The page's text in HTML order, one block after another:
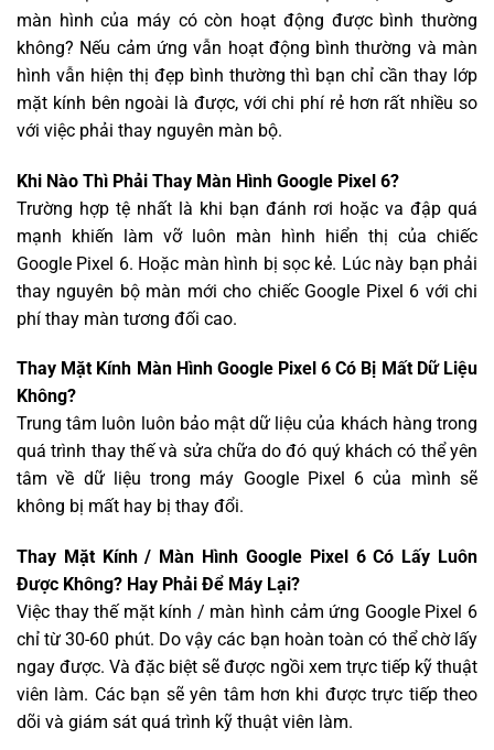
màn hình của máy có còn hoạt động được bình thường
không? Nếu cảm ứng vẫn hoạt động bình thường và màn
hình vẫn hiện thị đẹp bình thường thì bạn chỉ cần thay lớp
mặt kính bên ngoài là được, với chi phí rẻ hơn rất nhiều so
với việc phải thay nguyên màn bộ.
Khi Nào Thì Phải Thay Màn Hình Google Pixel 6?
Trường hợp tệ nhất là khi bạn đánh rơi hoặc va đập quá
mạnh khiến làm vỡ luôn màn hình hiển thị của chiếc
Google Pixel 6. Hoặc màn hình bị sọc kẻ. Lúc này bạn phải
thay nguyên bộ màn mới cho chiếc Google Pixel 6 với chi
phí thay màn tương đối cao.
Thay Mặt Kính Màn Hình Google Pixel 6 Có Bị Mất Dữ Liệu
Không?
Trung tâm luôn luôn bảo mật dữ liệu của khách hàng trong
quá trình thay thế và sửa chữa do đó quý khách có thể yên
tâm về dữ liệu trong máy Google Pixel 6 của mình sẽ
không bị mất hay bị thay đổi.
Thay Mặt Kính / Màn Hình Google Pixel 6 Có Lấy Luôn
Được Không? Hay Phải Để Máy Lại?
Việc thay thế mặt kính / màn hình cảm ứng Google Pixel 6
chỉ từ 30-60 phút. Do vậy các bạn hoàn toàn có thể chờ lấy
ngay được. Và đặc biệt sẽ được ngồi xem trực tiếp kỹ thuật
viên làm. Các bạn sẽ yên tâm hơn khi được trực tiếp theo
dõi và giám sát quá trình kỹ thuật viên làm.